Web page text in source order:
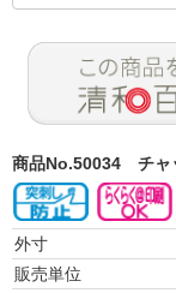
商品No.50034 チャ
外寸
販売単位